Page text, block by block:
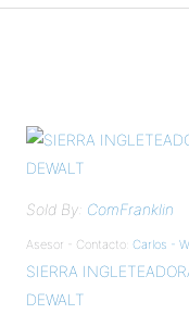
Sold By: ComFranklin
Asesor - Contacto: Carlos -
SIERRA
DEWALT